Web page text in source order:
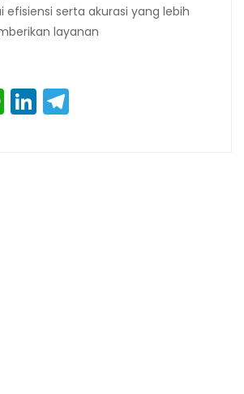
serta akurasi yang lebih
layanan
WhatsApp
LinkedIn